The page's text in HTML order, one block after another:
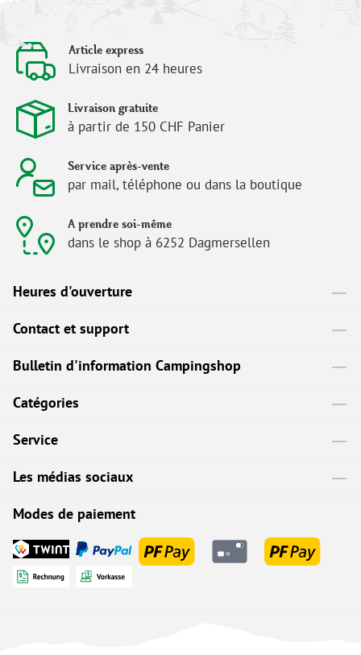
Article express
Livraison en 24 heures
Livraison gratuite
à partir de 150 CHF Panier
Service après-vente
par mail, téléphone ou dans la boutique
A prendre soi-même
dans le shop à 6252 Dagmersellen
Heures d'ouverture
Contact et support
Bulletin d'information Campingshop
Catégories
Service
Les médias sociaux
Modes de paiement